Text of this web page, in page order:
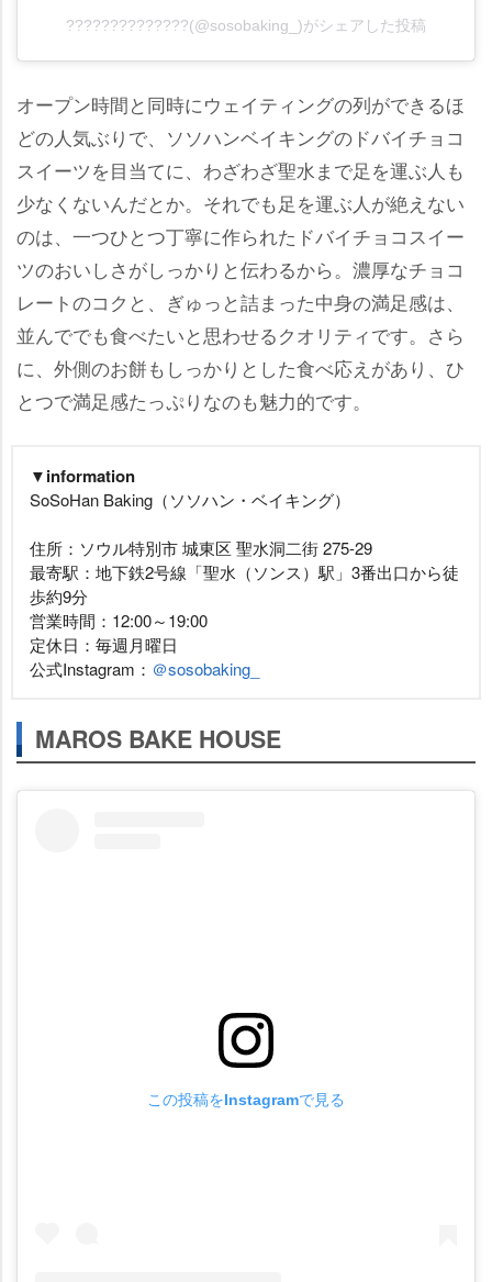
??????????????(@sosobaking_)がシェアした投稿
オープン時間と同時にウェイティングの列ができるほ
どの人気ぶりで、ソソハンベイキングのドバイチョコ
スイーツを目当てに、わざわざ聖水まで足を運ぶ人も
少なくないんだとか。それでも足を運ぶ人が絶えない
のは、一つひとつ丁寧に作られたドバイチョコスイー
ツのおいしさがしっかりと伝わるから。濃厚なチョコ
レートのコクと、ぎゅっと詰まった中身の満足感は、
並んででも食べたいと思わせるクオリティです。さら
に、外側のお餅もしっかりとした食べ応えがあり、ひ
とつで満足感たっぷりなのも魅力的です。
▼information
SoSoHan Baking（ソソハン・ベイキング）
住所：ソウル特別市 城東区 聖水洞二街 275-29
最寄駅：地下鉄2号線「聖水（ソンス）駅」3番出口から徒
歩約9分
営業時間：12:00～19:00
定休日：毎週月曜日
公式Instagram： ＠sosobaking_
MAROS BAKE HOUSE
この投稿をInstagramで見る